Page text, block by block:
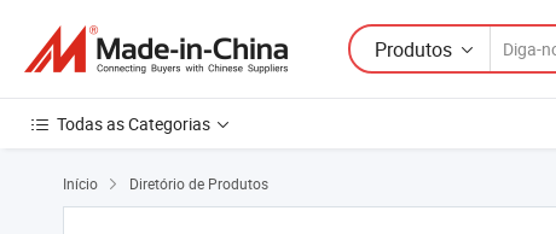
Produtos
Todas as Categorias
Início  Diretório de Produtos